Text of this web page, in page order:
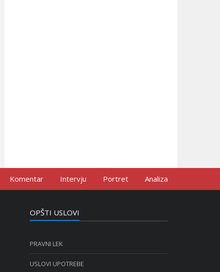
Komentar Intervju Portret Analiza
OPŠTI USLOVI
PRAVNI LEK
USLOVI UPOTREBE